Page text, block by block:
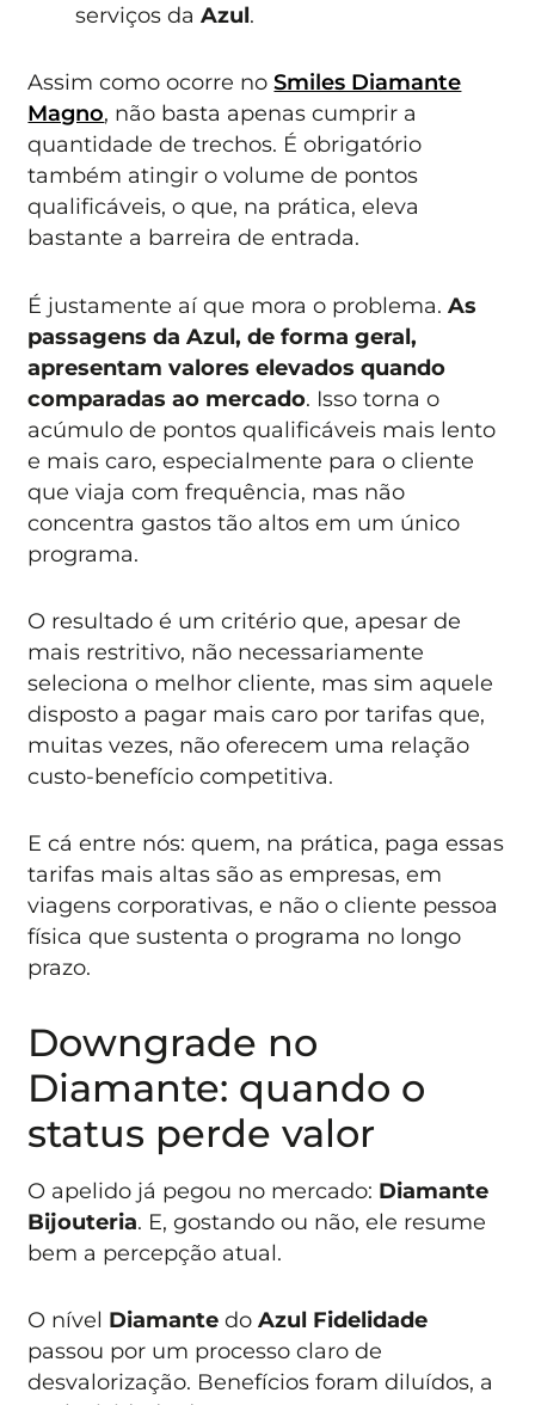
serviços daAzul.
Assim como ocorre noSmiles Diamante
Magno, não basta apenas cumprir a
quantidade de trechos. É obrigatório
também atingir o volume de pontos
qualificáveis, o que, na prática, eleva
bastante a barreira de entrada.
É justamente aí que mora o problema.As
passagens da Azul, de forma geral,
apresentam valores elevados quando
comparadas ao mercado. Isso torna o
acúmulo de pontos qualificáveis mais lento
e mais caro, especialmente para o cliente
que viaja com frequência, mas não
concentra gastos tão altos em um único
programa.
O resultado é um critério que, apesar de
mais restritivo, não necessariamente
seleciona o melhor cliente, mas sim aquele
disposto a pagar mais caro por tarifas que,
muitas vezes, não oferecem uma relação
custo-benefício competitiva.
E cá entre nós: quem, na prática, paga essas
tarifas mais altas são as empresas, em
viagens corporativas, e não o cliente pessoa
física que sustenta o programa no longo
prazo.
Downgrade no
Diamante: quando o
status perde valor
O apelido já pegou no mercado: Diamante
Bijouteria. E, gostando ou não, ele resume
bem a percepção atual.
O nível Diamante doAzul Fidelidade
passou por um processo claro de
desvalorização. Benefícios foram diluídos, a